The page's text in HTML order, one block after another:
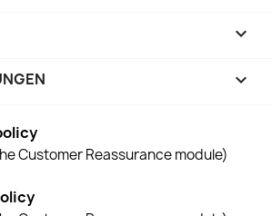

keyboard_arrow_down
Customer Reassurance module)